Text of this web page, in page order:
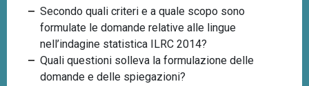
Secondo quali criteri e a quale scopo sono
formulate le domande relative alle lingue
nell’indagine statistica ILRC 2014?
Quali questioni solleva la formulazione delle
domande e delle spiegazioni?